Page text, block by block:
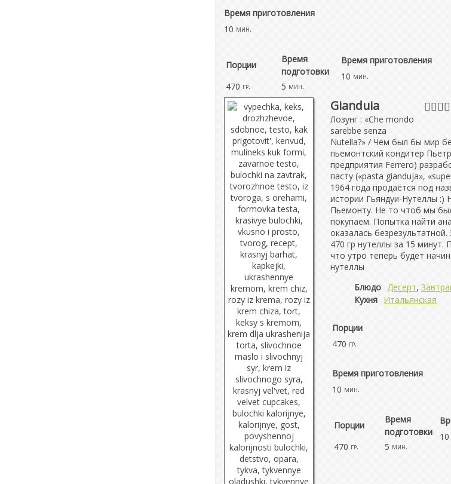
Время приготовления
10 мин.
Порции
Время
подготовки
470 гр. 5 мин.
Время приготовления
10 мин.
Gianduia
Лозунг : «Che mondo
sarebbe senza
Nutella?» / Чем был бы мир
пьемонтский кондитер
предприятия Ferrero)
пасту («pasta gianduja»,
1964 года продаётся под
истории Гьяндуи-Нутеллы :)
Пьемонту. Не то чтоб мы
покупаем. Попытка найти
оказалась
470 гр нутеллы за 15 минут.
что утро теперь будет
нутеллы
Блюдо Десерт,
Кухня Итальянская
Порции
470 гр.
Время приготовления
10 мин.
Порции
Время
подготовки
470 гр. 5 мин.
10